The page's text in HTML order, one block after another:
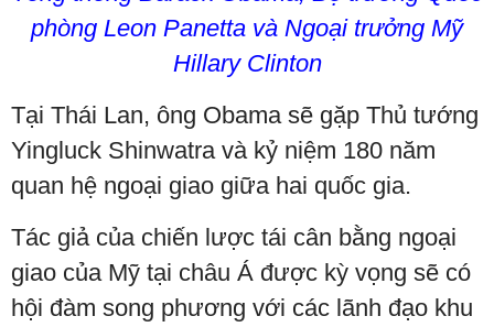
phòng Leon Panetta và Ngoại trưởng Mỹ
Hillary Clinton
Tại Thái Lan, ông Obama sẽ gặp Thủ tướng
Yingluck Shinwatra và kỷ niệm 180 năm
quan hệ ngoại giao giữa hai quốc gia.
Tác giả của chiến lược tái cân bằng ngoại
giao của Mỹ tại châu Á được kỳ vọng sẽ có
hội đàm song phương với các lãnh đạo khu